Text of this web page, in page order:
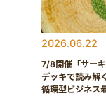
2026.06.22
7/8開催「サー
デッキで読み解
循環型ビジネス